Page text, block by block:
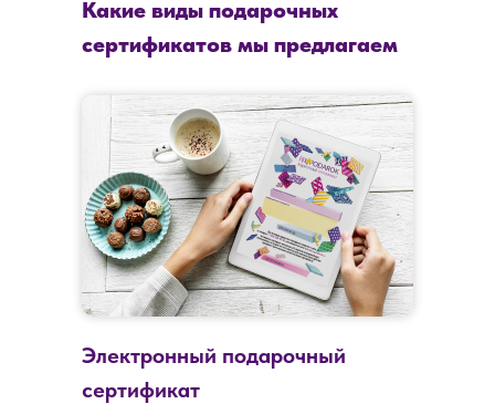
Какие виды подарочных
сертификатов мы предлагаем
Электронный подарочный
сертификат